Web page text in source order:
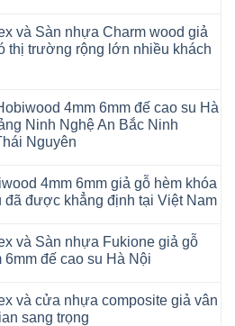
và Sàn nhựa Charm wood giả
thị trường rộng lớn nhiều khách
4mm 6mm đế cao su Hà
Ninh Nghệ An Bắc Ninh
Nguyên
4mm 6mm giả gỗ hèm khóa
đã được khẳng định tại Việt Nam
và Sàn nhựa Fukione giả gỗ
6mm đế cao su Hà Nội
và cửa nhựa composite giả vân
sang trọng